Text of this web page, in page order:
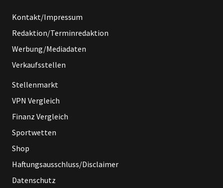
Kontakt/Impressum
Redaktion/Terminredaktion
Werbung/Mediadaten
Verkaufsstellen
Stellenmarkt
VPN Vergleich
Finanz Vergleich
Sportwetten
Shop
Haftungsausschluss/Disclaimer
Datenschutz